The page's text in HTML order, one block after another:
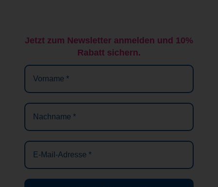
Jetzt zum Newsletter anmelden und 10%
Rabatt sichern.
Vorname
Nachname
E-
Mail-
Adresse